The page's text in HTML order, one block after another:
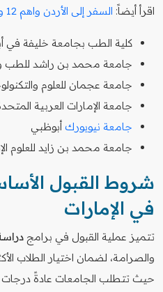
اقرأ أيضاً: السفر إلى الأردن واهم 12 وجهة سياحية
كلية الطب بجامعة خليفة في
جامعة محمد بن راشد للطب
جامعة عجمان للعلوم
جامعة الإمارات العربية
جامعة نيويورك أبوظبي
جامعة محمد بن زايد للعلوم
شروط القبول
في الإمارات
تتميز عملية القبول في برامج
والصرامة، لضمان اختيار الطلاب
حيث تتطلب الجامعات عادةً درجات